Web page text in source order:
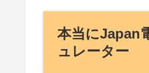
本当にJapan
ュレーター